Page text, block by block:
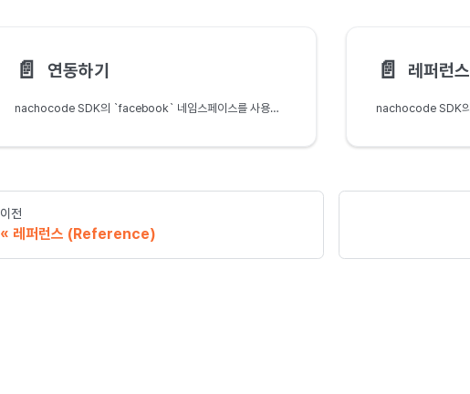
📄️ 연동하기
nachocode SDK의 `facebook` 네임스페이스를 사용하기 위한 필수 사전 준비 절차를 설명합니다. 페이스북 개발자 센터와 nachocode 대시보드에서의 네이티브 로그인 연동 설정하는 상세한 방법을 제공합니다.
📄️ 레퍼런스
이전
레퍼런스 (Reference)